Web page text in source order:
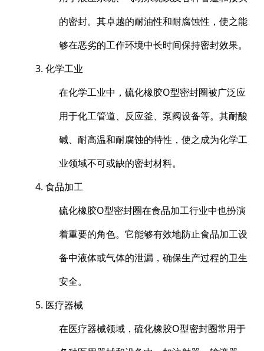
的密封。其卓越的耐油性和耐腐蚀性，使之能
够在恶劣的工作环境中长时间保持密封效果。
3. 化学工业
在化学工业中，硫化橡胶O型密封圈被广泛应
用于化工管道、反应釜、泵阀设备等。其耐酸
碱、耐高温和耐腐蚀的特性，使之成为化学工
业领域不可或缺的密封材料。
4. 食品加工
硫化橡胶O型密封圈在食品加工行业中也扮演
着重要的角色。它能够有效地防止食品加工设
备中液体或气体的泄漏，确保生产过程的卫生
安全。
5. 医疗器械
在医疗器械领域，硫化橡胶O型密封圈常用于